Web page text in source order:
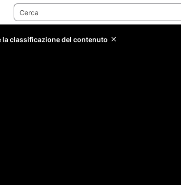
classificazione del contenuto